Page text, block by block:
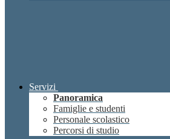
Servizi
Panoramica
Famiglie e studenti
Personale scolastico
Percorsi di studio